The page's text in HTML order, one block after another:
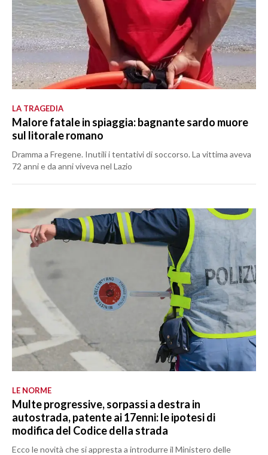
LA TRAGEDIA
Malore fatale in spiaggia: bagnante sardo muore
sul litorale romano
Dramma a Fregene. Inutili i tentativi di soccorso. La vittima aveva
72 anni e da anni viveva nel Lazio
LE NORME
Multe progressive, sorpassi a destra in
autostrada, patente ai 17enni: le ipotesi di
modifica del Codice della strada
Ecco le novità che si appresta a introdurre il Ministero delle